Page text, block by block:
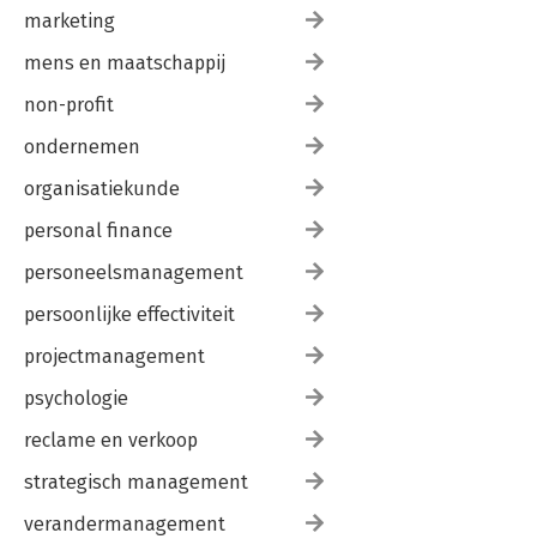
marketing
mens en maatschappij
non-profit
ondernemen
organisatiekunde
personal finance
personeelsmanagement
persoonlijke effectiviteit
projectmanagement
psychologie
reclame en verkoop
strategisch management
verandermanagement